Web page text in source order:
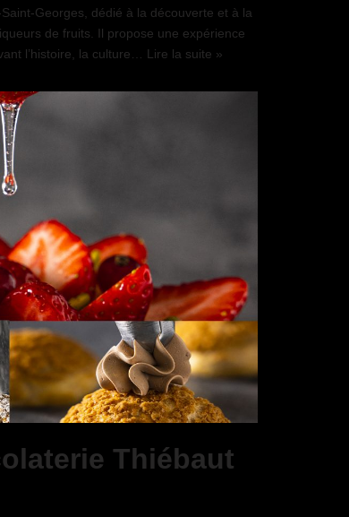
Georges, dédié à la découverte et à la
de fruits. Il propose une expérience
l’histoire, la culture… Lire la suite »
Thiébaut